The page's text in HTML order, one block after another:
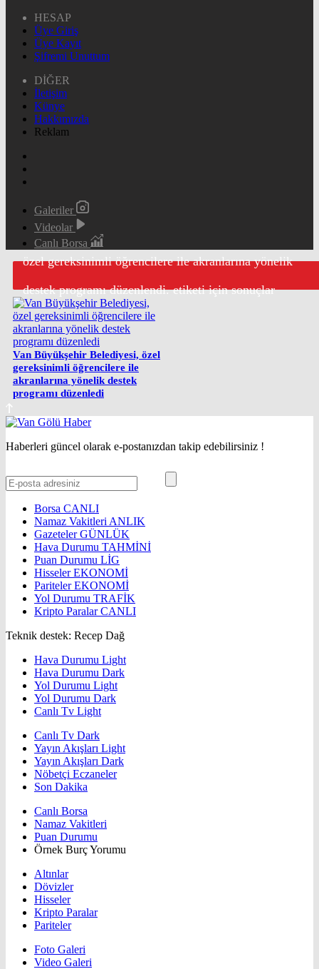
HESAP
Üye Giriş
Üye Kayıt
Şifremi Unuttum
DİĞER
İletişim
Künye
Hakkımızda
Reklam
Galeriler
Videolar
Canlı Borsa
özel gereksinimli öğrencilere ile akranlarına yönelik
destek programı düzenlendi. etiketi için sonuçlar
Van Büyükşehir Belediyesi, özel
gereksinimli öğrencilere ile
akranlarına yönelik destek
programı düzenledi
Haberleri güncel olarak e-postanızdan takip edebilirsiniz !
Borsa CANLI
Namaz Vakitleri ANLIK
GazetelerGÜNLÜK
Hava Durumu TAHMİNİ
Puan Durumu LİG
HisselerEKONOMİ
ParitelerEKONOMİ
Yol Durumu TRAFİK
Kripto ParalarCANLI
Teknik destek: Recep Dağ
Hava Durumu Light
Hava Durumu Dark
Yol Durumu Light
Yol Durumu Dark
Canlı Tv Light
Canlı Tv Dark
Yayın Akışları Light
Yayın Akışları Dark
Nöbetçi Eczaneler
Son Dakika
Canlı Borsa
Namaz Vakitleri
Puan Durumu
Örnek Burç Yorumu
Altınlar
Dövizler
Hisseler
Kripto Paralar
Pariteler
Foto Galeri
Video Galeri